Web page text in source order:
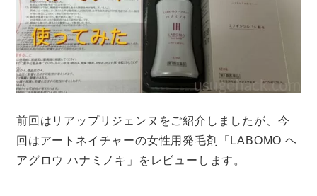
前回はリアップリジェンヌをご紹介しましたが、今
回はアートネイチャーの女性用発毛剤「LABOMO ヘ
アグロウ ハナミノキ」をレビューします。